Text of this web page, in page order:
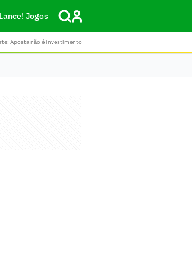
Lance! Jogos
Aposta não é investimento